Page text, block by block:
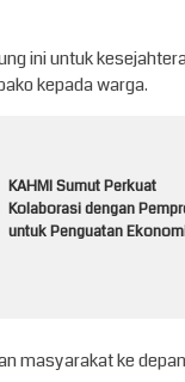
ini untuk
kepada warga.
KAHMI Sumut Perkuat
Kolaborasi dengan
untuk Penguatan
masyarakat ke